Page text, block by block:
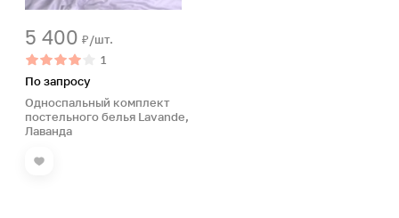
5 400 ₽/шт.
1
По запросу
Односпальный комплект
постельного белья Lavande,
Лаванда